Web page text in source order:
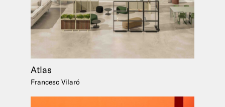
Atlas
Francesc Vilaró